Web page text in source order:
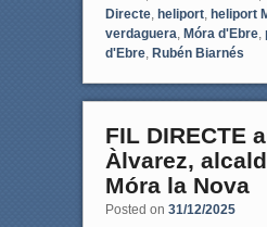
Directe, heliport, heliport
verdaguera, Móra d'Ebre,
d'Ebre, Rubén Biarnés
FIL DIRECTE
Àlvarez,
Móra la Nova
Posted on 31/12/2025